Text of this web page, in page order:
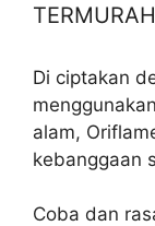
TERMURAH
Di ciptakan
alam,
kebanggaan
Coba dan